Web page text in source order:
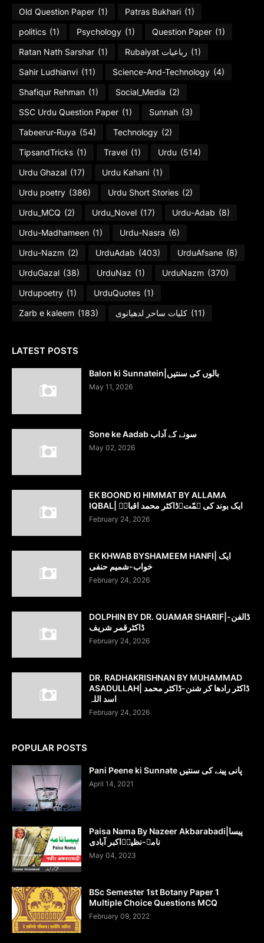
Old Question Paper (1) Patras Bukhari (1)
politics (1) Psychology (1) Question Paper (1)
Ratan Nath Sarshar (1) Rubaiyat رباعیات (1)
Sahir Ludhianvi (11) Science-And-Technology (4)
Shafiqur Rehman (1) Social_Media (2)
SSC Urdu Question Paper (1) Sunnah (3)
Tabeerur-Ruya (54) Technology (2)
TipsandTricks (1) Travel (1) Urdu (514)
Urdu Ghazal (17) Urdu Kahani (1)
Urdu poetry (386) Urdu Short Stories (2)
Urdu_MCQ (2) Urdu_Novel (17) Urdu-Adab (8)
Urdu-Madhameen (1) Urdu-Nasra (6)
Urdu-Nazm (2) UrduAdab (403) UrduAfsane (8)
UrduGazal (38) UrduNaz (1) UrduNazm (370)
Urdupoetry (1) UrduQuotes (1)
Zarb e kaleem (183) کلیات ساحر لدھیانوی (11)
LATEST POSTS
Balon ki Sunnatein|بالوں کی سنتیں
May 11, 2026
Sone ke Aadab سونے کے آداب
May 02, 2026
EK BOOND KI HIMMAT BY ALLAMA
IQBAL| ایک بوند کی ہمّت۔ڈاکٹر محمد اقبالؔ
February 24, 2026
EK KHWAB BYSHAMEEM HANFI| ایک
خواب-شمیم حنفی
February 24, 2026
DOLPHIN BY DR. QUAMAR SHARIF|ڈالفن-
ڈاکٹرقمر شریف
February 24, 2026
DR. RADHAKRISHNAN BY MUHAMMAD
ASADULLAH| ڈاکٹر رادھا کر شنن-ڈاکٹر محمد
اسد اللہ
February 24, 2026
POPULAR POSTS
Pani Peene ki Sunnate پانی پینے کی سنتیں
April 14, 2021
Paisa Nama By Nazeer Akbarabadi|پیسا
نامہ-نظیرؔاکبر آبادی
May 04, 2023
BSc Semester 1st Botany Paper 1
Multiple Choice Questions MCQ
February 09, 2022